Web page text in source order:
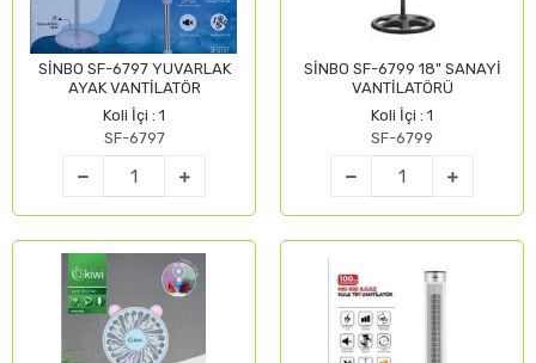
SİNBO SF-6797 YUVARLAK
AYAK VANTİLATÖR
Koli İçi : 1
SF-6797
SİNBO SF-6799 18" SANAYİ
VANTİLATÖRÜ
Koli İçi : 1
SF-6799